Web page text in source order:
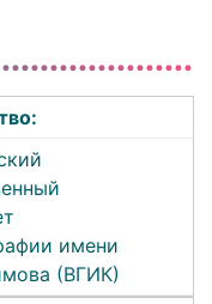
имени
(ВГИК)